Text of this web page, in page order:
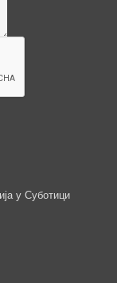
у Суботици